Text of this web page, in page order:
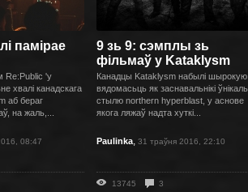
памірае
Re:Public 'y
хвалі канадскага
аб бераг
на жаль,...
08:47
9 зь 9: сэмплы зь
фільмаў у Kataklysm
Канадцы Kataklysm набылі шырокую
вядомасьць як заснавальнікі
стылю northern hyperblast, у аснове
якога ляжаў надта хуткі...
Paulinka, 31 траўня 2016, 22:10
13745 3